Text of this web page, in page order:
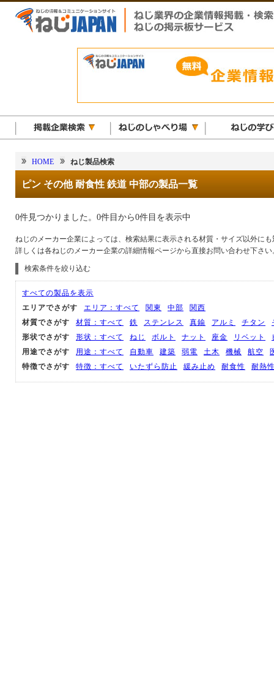
HOME ねじ製品検索
ピン その他 耐食性 鉄道 中部の製品一覧
0件見つかりました。0件目から0件目を表示中
ねじのメーカー企業によっては、検索結果に表示される材質・サイズ以外に
詳しくは各ねじのメーカー企業の詳細情報ページから直接お問い合わせ下さい
検索条件を絞り込む
すべての製品を表示
エリアでさがす
エリア：すべて 関東 中部
関西
材質でさがす
材質：すべて 鉄 ステンレス 真鍮 アルミ チタン
形状でさがす
形状：すべて ねじ ボルト ナット 座金 リベット
用途でさがす
用途：すべて 自動車 建築 弱電 土木 機械 航空
特徴でさがす
特徴：すべて いたずら防止 緩み止め 耐食性 耐熱